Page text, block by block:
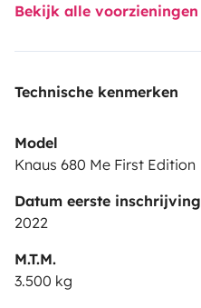
Bekijk alle voorzieningen
Technische kenmerken
Model
Knaus 680 Me First Edition
Datum eerste inschrijving
2022
M.T.M.
3.500 kg